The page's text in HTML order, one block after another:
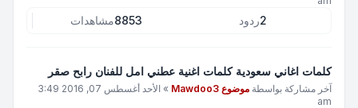
2ردود 8853مشاهدات
كلمات اغاني سعودية كلمات اغنية عطني امل للفنان رابح صقر
آخر مشاركة بواسطة موضوع Mawdoo3 »
الأحد أغسطس 07, 2016 3:49
am